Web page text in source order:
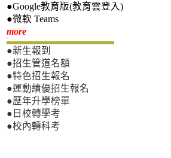
●Google教育版(教育雲登入)
●微軟 Teams
more新生專區
●新生報到
●招生管道名額
●特色招生報名
●運動績優招生報名
●歷年升學榜單
●日校轉學考
●校內轉科考